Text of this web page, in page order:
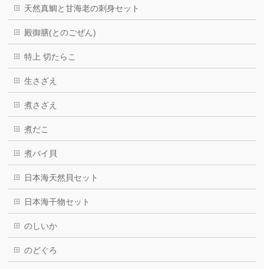
天然真鯛と甘海老の刺身セット
殿御膳(とのごぜん)
特上 切たらこ
生さざえ
煮さざえ
煮だこ
煮バイ貝
日本海天然貝セット
日本海干物セット
のしいか
のどぐろ